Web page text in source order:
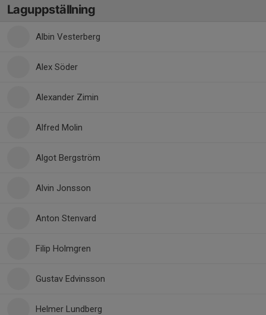
Laguppställning
Albin Vesterberg
Alex Söder
Alexander Zimin
Alfred Molin
Algot Bergström
Alvin Jonsson
Anton Stenvard
Filip Holmgren
Gustav Edvinsson
Helmer Lundberg